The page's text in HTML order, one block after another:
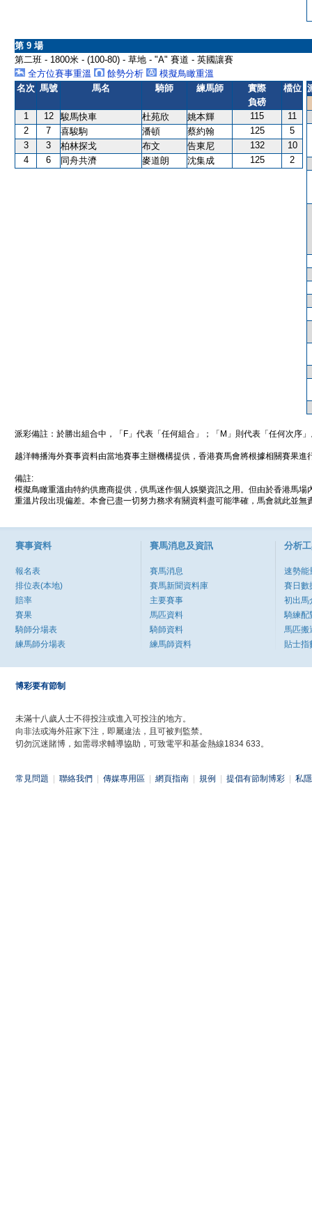
第 9 場
第二班 - 1800米 - (100-80) - 草地 - "A" 賽道 - 英國讓賽
全方位賽事重溫
餘勢分析
模擬鳥瞰重溫
名次 馬號 馬名 騎師 練馬師
實際
負磅
檔位
1 12 駿馬快車 杜苑欣 姚本輝 115
11
2
7 喜駿駒 潘頓 蔡約翰 125
5
3
3 柏林探戈 布文 告東尼 132
10
4
6 同舟共濟 麥道朗 沈集成 125 2
派彩備註：於勝出組合中，「F」代表「任何組合」；「M」則代表「任何次序
越洋轉播海外賽事資料由當地賽事主辦機構提供，香港賽馬會將根據相關賽果進
備註:
模擬鳥瞰重溫由特約供應商提供，供馬迷作個人娛樂資訊之用。但由於香港馬
重溫片段出現偏差。本會已盡一切努力務求有關資料盡可能準確，馬會就此並
賽事資料
報名表
排位表(本地)
賠率
賽果
騎師分場表
練馬師分場表
賽馬消息及資訊
賽馬消息
賽馬新聞資料庫
主要賽事
馬匹資料
騎師資料
練馬師資料
分析
速勢能
賽日數
初出馬
騎練配
馬匹搬
貼士指
博彩要有節制
未滿十八歲人士不得投注或進入可投注的地方。
向非法或海外莊家下注，即屬違法，且可被判監禁。
切勿沉迷賭博，如需尋求輔導協助，可致電平和基金熱線1834 633。
常見問題 聯絡我們 傳媒專用區 網頁指南 規例 提倡有節制博彩 私